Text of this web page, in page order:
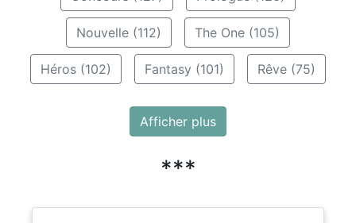
Nouvelle (112) The One (105)
Héros (102) Fantasy (101) Rêve (75)
Afficher plus
***